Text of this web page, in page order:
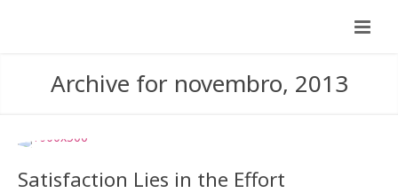
Archive for novembro, 2013
Satisfaction Lies in the Effort